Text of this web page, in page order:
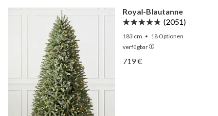
Royal-Blautanne
(2051)
183 cm • 18 Optionen
verfügbar
Ansicht Royal-Blautanne
Ansicht Royal-Blautanne
719 €